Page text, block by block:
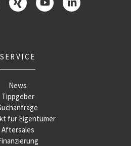
SERVICE
News
Tippgeber
für Eigentümer
Aftersales